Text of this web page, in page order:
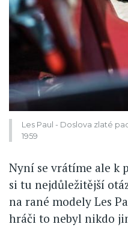
Les Paul - Doslova zlaté
1959
Nyní se vrátíme ale k
si tu nejdůležitější
na rané modely Les
hráči to nebyl nikdo